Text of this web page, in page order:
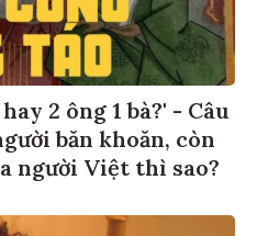
2 ông 1 bà?' - Câu
băn khoăn, còn
người Việt thì sao?